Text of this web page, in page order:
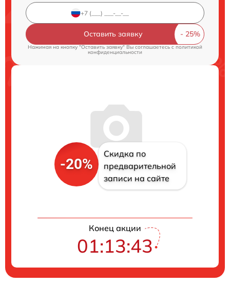
Оставить заявку
Нажимая на кнопку "Оставить заявку" Вы соглашаетесь cполитикой
конфиденциальности
-20%
Скидка по
предварительной
записи на сайте
Конец акции
01:13:42